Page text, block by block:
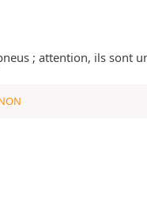
; attention, ils sont